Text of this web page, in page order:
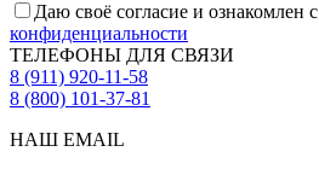
Даю своё согласие и ознакомлен с
конфиденциальности
ТЕЛЕФОНЫ ДЛЯ СВЯЗИ
8 (911) 920-11-58
8 (800) 101-37-81
НАШ EMAIL